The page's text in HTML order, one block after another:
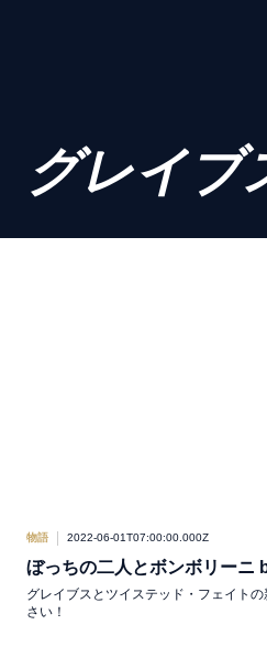
グレイブ
物語 2022-06-01T07:00:00.000Z
ぼっちの二人とボンボリーニ
グレイブスとツイステッド・フェイト
さい！